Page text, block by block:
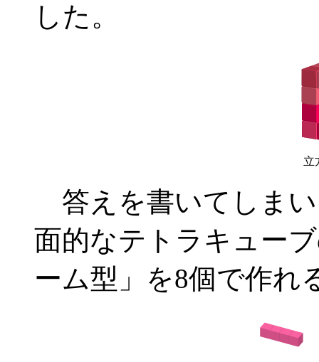
した。
立
答えを書いてしま
面的なテトラキュー
ーム型」を8個で作れ